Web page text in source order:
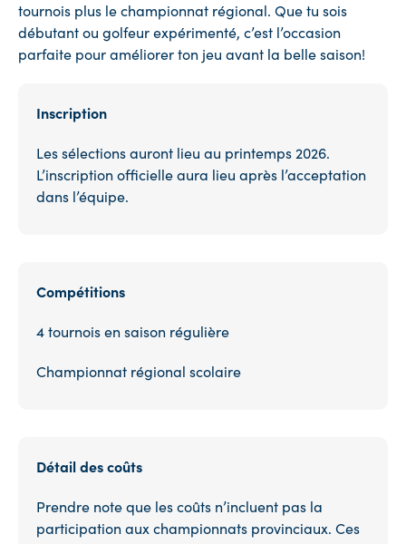
tournois plus le championnat régional. Que tu sois
débutant ou golfeur expérimenté, c’est l’occasion
parfaite pour améliorer ton jeu avant la belle saison!
Inscription
Les sélections auront lieu au printemps 2026.
L’inscription officielle aura lieu après l’acceptation
dans l’équipe.
Compétitions
4 tournois en saison régulière
Championnat régional scolaire
Détail des coûts
Prendre note que les coûts n’incluent pas la
participation aux championnats provinciaux. Ces